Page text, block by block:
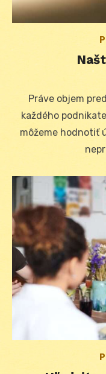
Práve objem
každého
môžeme hodnotiť